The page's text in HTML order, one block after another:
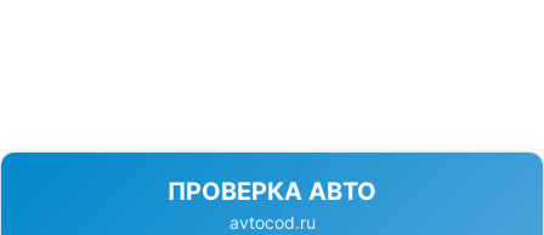
ПРОВЕРКА АВТО
avtocod.ru